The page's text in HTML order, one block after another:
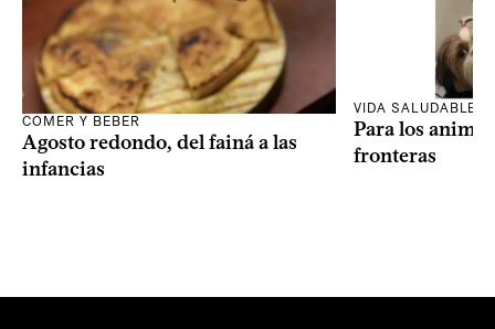
COMER Y BEBER
Agosto redondo, del fainá a las
infancias
VIDA SALUDABLE
Para los
fronteras